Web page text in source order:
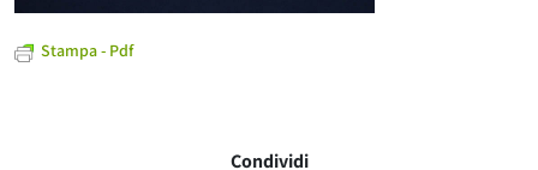
Stampa - Pdf
Condividi